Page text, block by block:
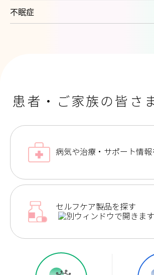
不眠症
患者・ご家族の皆さ
病気や治療・サポート情報
セルフケア製品を探す